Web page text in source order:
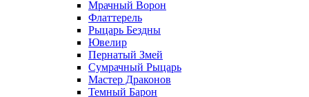
Мрачный Ворон
Флаттерель
Рыцарь Бездны
Ювелир
Пернатый Змей
Сумрачный Рыцарь
Мастер Драконов
Темный Барон